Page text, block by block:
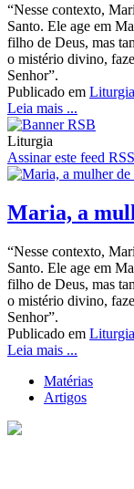
“Nesse contexto,
Santo. Ele age em
filho de Deus, mas
o mistério divino,
Senhor”.
Publicado em Liturgia
Leia mais ...
Liturgia
Assinar este feed RSS
Maria, a
“Nesse contexto,
Santo. Ele age em
filho de Deus, mas
o mistério divino,
Senhor”.
Publicado em Liturgia
Leia mais ...
Matérias
Artigos